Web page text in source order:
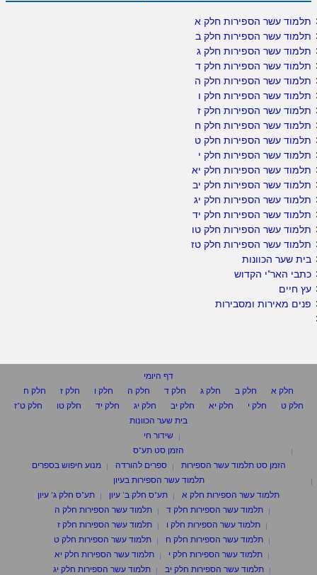
תלמוד עשר הספירות חלק א
תלמוד עשר הספירות חלק ב
תלמוד עשר הספירות חלק ג
תלמוד עשר הספירות חלק ד
תלמוד עשר הספירות חלק ה
תלמוד עשר הספירות חלק ו
תלמוד עשר הספירות חלק ז
תלמוד עשר הספירות חלק ח
תלמוד עשר הספירות חלק ט
תלמוד עשר הספירות חלק י
תלמוד עשר הספירות חלק יא
תלמוד עשר הספירות חלק יב
תלמוד עשר הספירות חלק יג
תלמוד עשר הספירות חלק יד
תלמוד עשר הספירות חלק טו
תלמוד עשר הספירות חלק טז
בית שער הכוונות
כתבי האר"י הקדוש
עץ חיים
פנים מאירות ומסבירות
דף היומי
חלק א
חלק ב חלק ג חלק ד חלק ה חלק ו חלק ז
חלק ח
חלק ט
חלק י חלק יא חלק יב חלק יג חלק יד חלק טו
חלק ט"ז
בית שער הכוונות
שידור חי
הזמן סט תע"ס
הזמן סט תלמוד עשר הספירות
ספרים להורדה
מנוע חיפוש בספרים
תלמוד עשר הספירות בעיון
תלמוד עשר הספירות חלק א
תע"ס חלק ב' עיון
תע"ס חלק ג' עיון
תלמוד עשר הספירות חלק ד
תלמוד עשר הספירות חלק ה
תלמוד עשר הספירות חלק ו
תלמוד עשר הספירות חלק ז
תלמוד עשר הספירות חלק ח
תלמוד עשר הספירות חלק ט
תלמוד עשר הספירות חלק י
תלמוד עשר הספירות חלק יא
תלמוד עשר הספירות חלק יב
תלמוד עשר הספירות חלק יג